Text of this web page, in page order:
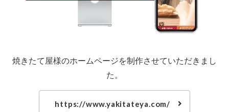
焼きたて屋様のホームページを制作させていただきまし
た。
https://www.yakitateya.com/